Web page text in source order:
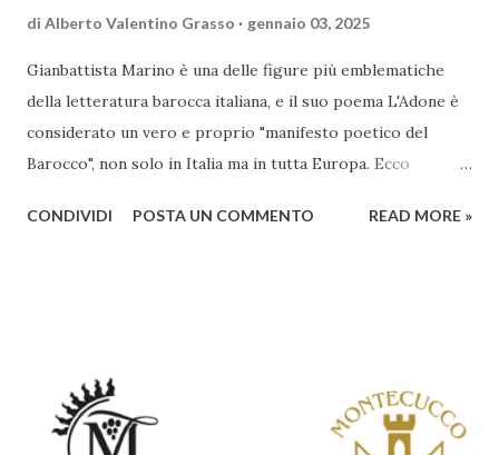
di Alberto Valentino Grasso gennaio 03, 2025
Gianbattista Marino è una delle figure più emblematiche
della letteratura barocca italiana, e il suo poema L'Adone è
considerato un vero e proprio "manifesto poetico del
Barocco", non solo in Italia ma in tutta Europa. Ecco
rendono un'opera fondamentale per il periodo. Marino fu
abbracciando invece i principi del Barocco: l'arte come
meraviglia, l'ostentazione della tecnica e la ricerca del
sorprendente. Marino visse in un'epoca di grandi
CONDIVIDI POSTA UN COMMENTO READ MORE »